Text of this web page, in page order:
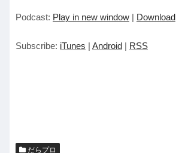
プ
ー
Podcast: Play in new window | Download
Subscribe: iTunes | Android | RSS
だらプロ